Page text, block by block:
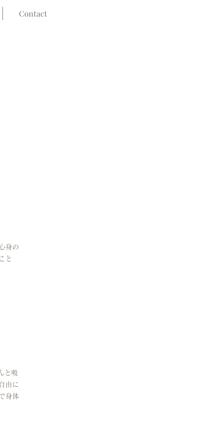
Contact
身の
と
と吸
由に
身体